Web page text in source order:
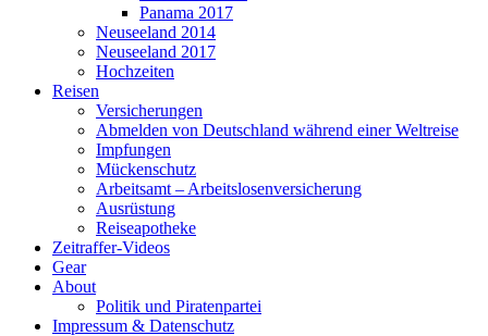
Panama 2017
Neuseeland 2014
Neuseeland 2017
Hochzeiten
Reisen
Versicherungen
Abmelden von Deutschland während einer Weltreise
Impfungen
Mückenschutz
Arbeitsamt – Arbeitslosenversicherung
Ausrüstung
Reiseapotheke
Zeitraffer-Videos
Gear
About
Politik und Piratenpartei
Impressum & Datenschutz